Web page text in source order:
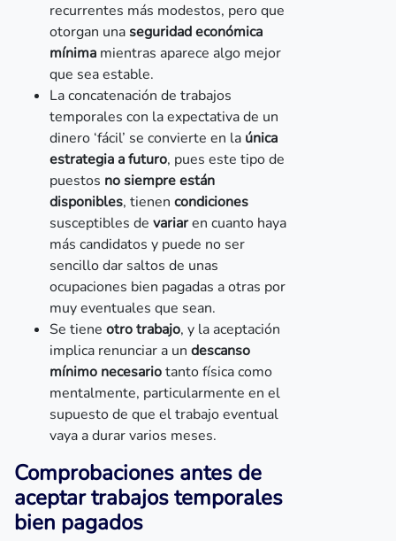
recurrentes más modestos, pero que
otorgan unaseguridad económica
mínima mientras aparece algo mejor
que sea estable.
La concatenación de trabajos
temporales con la expectativa de un
dinero ‘fácil’ se convierte en la única
estrategia a futuro, pues este tipo de
puestos no siempre están
disponibles, tienen condiciones
susceptibles de variaren cuanto haya
más candidatos y puede no ser
sencillo dar saltos de unas
ocupaciones bien pagadas a otras por
muy eventuales que sean.
Se tiene otro trabajo, y la aceptación
implica renunciar a un descanso
mínimo necesariotanto física como
mentalmente, particularmente en el
supuesto de que el trabajo eventual
vaya a durar varios meses.
Comprobaciones antes de
aceptar trabajos temporales
bien pagados